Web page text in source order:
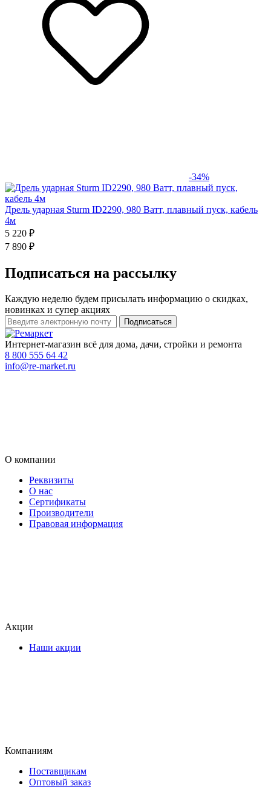
-34%
Дрель ударная Sturm ID2290, 980 Ватт, плавный пуск, кабель
4м
5 220 ₽
7 890 ₽
Подписаться на рассылку
Каждую неделю будем присылать информацию о скидках,
новинках и супер акциях
Интернет-магазин всё для дома, дачи, стройки и ремонта
8 800 555 64 42
info@re-market.ru
О компании
Реквизиты
О нас
Сертификаты
Производители
Правовая информация
Акции
Наши акции
Компаниям
Поставщикам
Оптовый заказ